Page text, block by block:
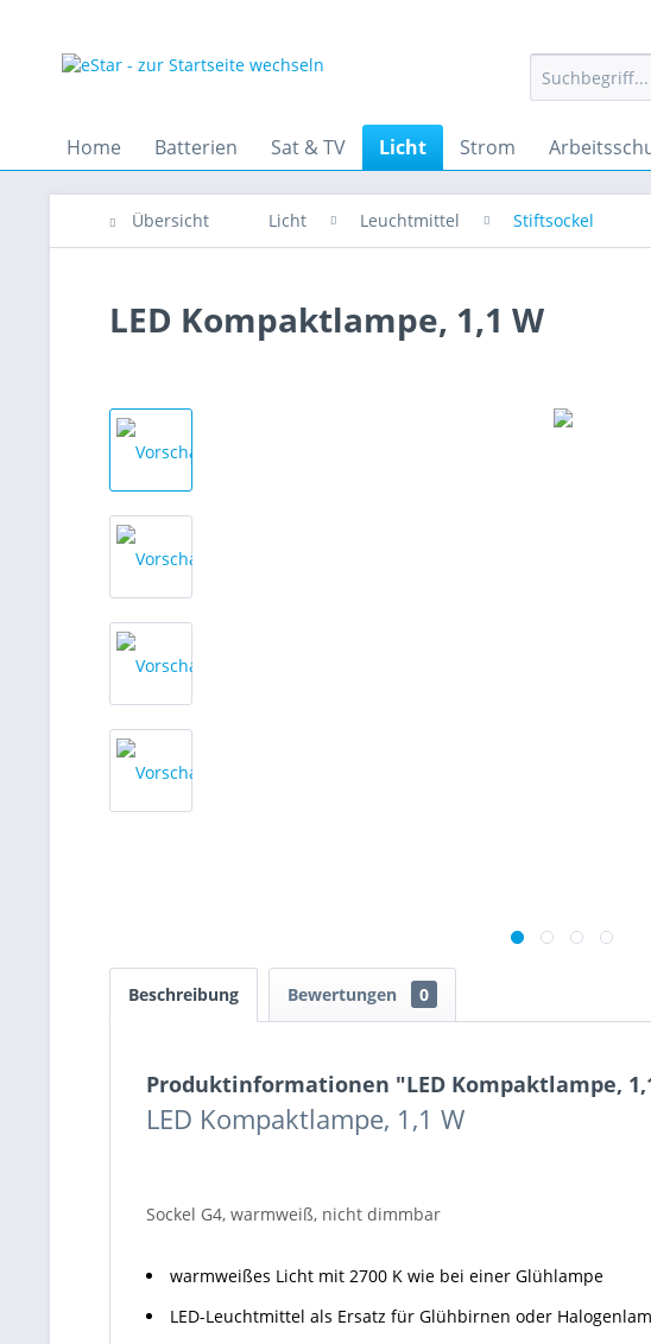
Home Batterien Sat & TV Licht Strom
Übersicht Licht Leuchtmittel Stiftsockel
LED Kompaktlampe, 1,1 W
Beschreibung Bewertungen 0
Produktinformationen "LED Kompaktlampe,
LED Kompaktlampe, 1,1 W
Sockel G4, warmweiß, nicht dimmbar
warmweißes Licht mit 2700 K wie bei einer Glühlampe
LED-Leuchtmittel als Ersatz für Glühbirnen oder